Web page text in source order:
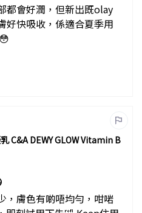
都會好潤，但新出既olay
好快吸收，係適合夏季用
C&A DEWY GLOW Vitamin B
，膚色有啲唔均勻，咁啱